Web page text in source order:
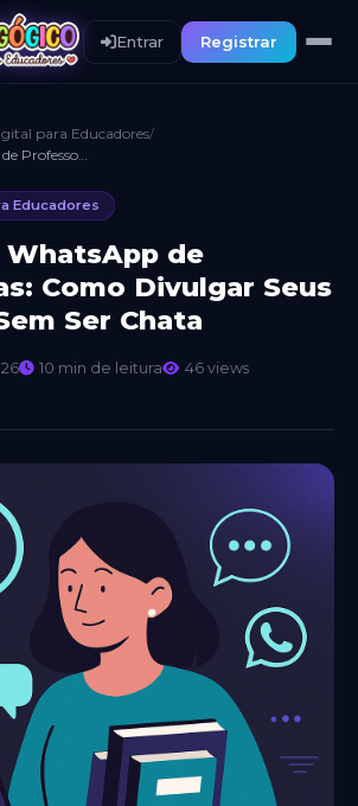
Entrar Registrar
para Educadores/
Grupos de WhatsApp de Professoras: Como Divulgar Seus Materiais Sem Ser Chata
Educadores
WhatsApp de
Como Divulgar Seus
Ser Chata
10 min de leitura
46 views